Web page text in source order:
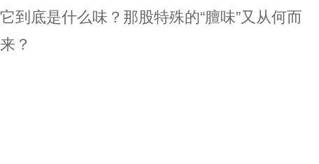
它到底是什么味？那股特殊的“膻味”又从何而
来？